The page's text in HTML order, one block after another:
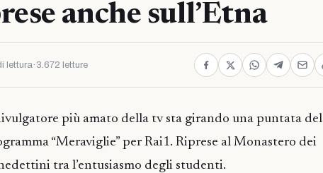
anche sull’Etna
lettura· 3.672 letture
più amato della tv sta girando una puntata del
“Meraviglie” per Rai1. Riprese al Monastero dei
tra l’entusiasmo degli studenti.